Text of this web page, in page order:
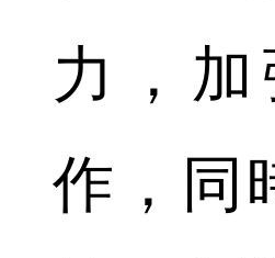
力，
作，同